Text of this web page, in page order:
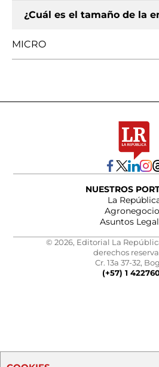
¿Cuál es el tamaño de la
MICRO
NUESTROS
La
Asuntos
© 2026, Editorial La
derechos
Cr. 13a 37-32,
(+57) 1